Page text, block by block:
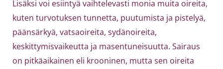
Lisäksi voi esiintyä vaihtelevasti monia muita oireita,
kuten turvotuksen tunnetta, puutumista ja pistelyä,
päänsärkyä, vatsaoireita, sydänoireita,
keskittymisvaikeutta ja masentuneisuutta. Sairaus
on pitkäaikainen eli krooninen, mutta sen oireita